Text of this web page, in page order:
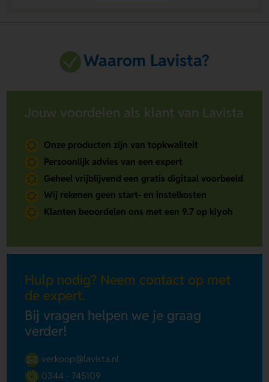
Waarom Lavista?
Jouw voordelen als klant van Lavista
Onze producten zijn van topkwaliteit
Persoonlijk advies van een expert
Geheel vrijblijvend een gratis digitaal voorbeeld
Wij rekenen geen start- en instelkosten
Klanten beoordelen ons met een 9.7 op kiyoh
Hulp nodig? Neem contact op met
de expert.
Bij vragen helpen we je graag
verder!
verkoop@lavista.nl
0344 - 745109